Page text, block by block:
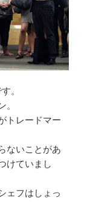
。
トレードマー
ないことがあ
けていまし
ェフはしょっ